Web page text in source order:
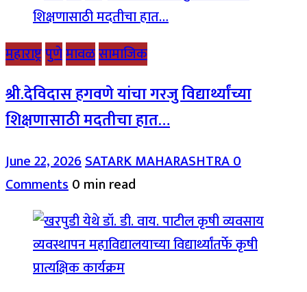
महाराष्ट्रपुणेमावळसामाजिक
श्री.देविदास हगवणे यांचा गरजु विद्यार्थ्यांच्या
शिक्षणासाठी मदतीचा हात…
June 22, 2026SATARK MAHARASHTRA0
Comments0 min read